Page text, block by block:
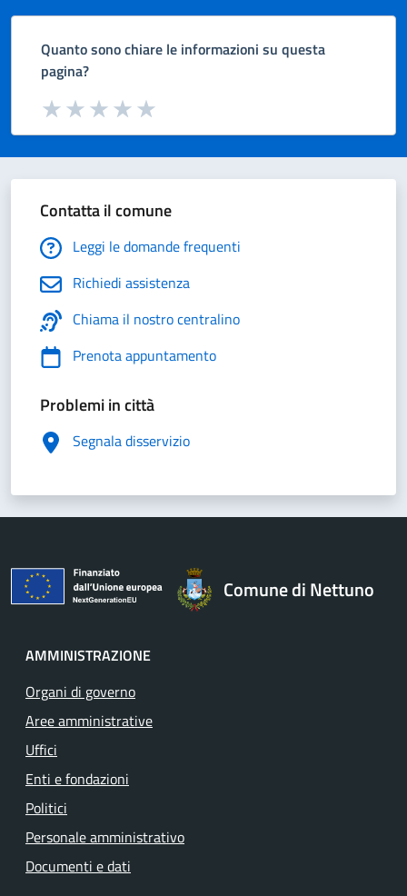
Quanto sono chiare le informazioni su questa
pagina?
Valuta da 1 a 5 stelle la pagina
Valuta 5 stelle su 5
Valuta 4 stelle su 5
Valuta 3 stelle su 5
Valuta 2 stelle su 5
Valuta 1 stelle su 5
Contatta il comune
Leggi le domande frequenti
Richiedi assistenza
Chiama il nostro centralino
Prenota appuntamento
Problemi in città
Segnala disservizio
Comune di Nettuno
AMMINISTRAZIONE
Organi di governo
Aree amministrative
Uffici
Enti e fondazioni
Politici
Personale amministrativo
Documenti e dati